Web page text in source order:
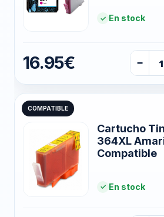
En stock
16.95€ −
COMPATIBLE
Cartucho
364XL
Compatible
En stock